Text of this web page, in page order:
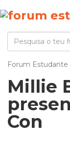
Forum
Millie
Con